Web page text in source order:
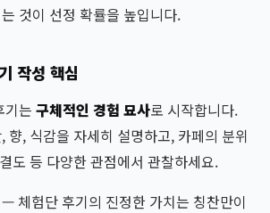
것이 선정 확률을 높입니다.
작성 핵심
기는 구체적인 경험 묘사로 시작합니다.
향, 식감을 자세히 설명하고, 카페의 분위
도 등 다양한 관점에서 관찰하세요.
— 체험단 후기의 진정한 가치는 칭찬만이